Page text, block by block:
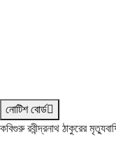
নোটিশ বোর্ড
কবিগুরু রবীন্দ্রনাথ ঠাকুরের